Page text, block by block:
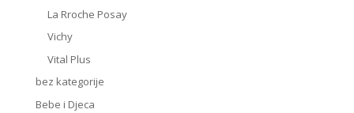
La Rroche Posay
Vichy
Vital Plus
bez kategorije
Bebe i Djeca